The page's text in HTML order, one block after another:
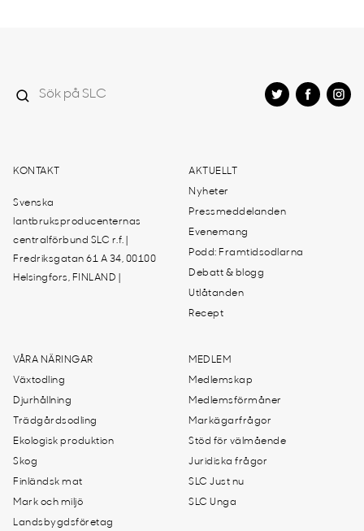
KONTAKT
Svenska
lantbruksproducenternas
centralförbund SLC r.f. |
Fredriksgatan 61 A 34, 00100
Helsingfors, FINLAND |
AKTUELLT
Nyheter
Pressmeddelanden
Evenemang
Podd: Framtidsodlarna
Debatt & blogg
Utlåtanden
Recept
VÅRA NÄRINGAR
Växtodling
Djurhållning
Trädgårdsodling
Ekologisk produktion
Skog
Finländsk mat
Mark och miljö
Landsbygdsföretag
MEDLEM
Medlemskap
Medlemsförmåner
Markägarfrågor
Stöd för välmående
Juridiska frågor
SLC Just nu
SLC Unga